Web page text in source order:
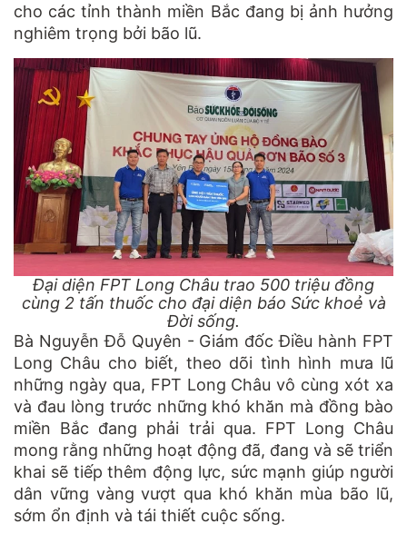
cho các tỉnh thành miền Bắc đang bị ảnh hưởng
nghiêm trọng bởi bão lũ.
Đại diện FPT Long Châu trao 500 triệu đồng
cùng 2 tấn thuốc cho đại diện báo Sức khoẻ và
Đời sống.
Bà Nguyễn Đỗ Quyên - Giám đốc Điều hành FPT
Long Châu cho biết, theo dõi tình hình mưa lũ
những ngày qua, FPT Long Châu vô cùng xót xa
và đau lòng trước những khó khăn mà đồng bào
miền Bắc đang phải trải qua. FPT Long Châu
mong rằng những hoạt động đã, đang và sẽ triển
khai sẽ tiếp thêm động lực, sức mạnh giúp người
dân vững vàng vượt qua khó khăn mùa bão lũ,
sớm ổn định và tái thiết cuộc sống.